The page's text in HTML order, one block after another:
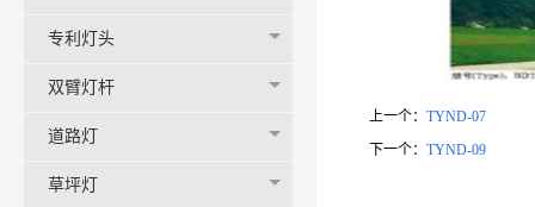
专利灯头
双臂灯杆
道路灯
草坪灯
上一个： TYND-07
下一个： TYND-09